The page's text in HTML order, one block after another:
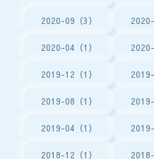
2020-09（3） 2020-
2020-04（1） 2020-
2019-12（1） 2019-
2019-08（1） 2019-
2019-04（1） 2019-
2018-12（1） 2018-